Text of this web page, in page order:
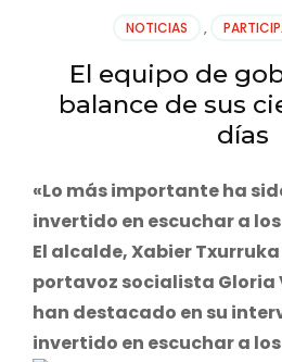
NOTICIAS ,
El equipo de
balance de sus
días
«Lo más importante ha
invertido en escuchar a
El alcalde, Xabier
portavoz socialista Gloria
han destacado en su
invertido en escuchar a